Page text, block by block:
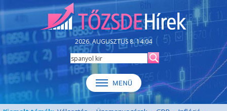
2026. AUGUSZTUS 8. 14:04